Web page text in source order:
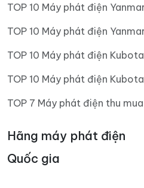
TOP 10 Máy phát điện
TOP 10 Máy phát điện
TOP 10 Máy phát điện
TOP 10 Máy phát điện
TOP 7 Máy phát điện thu
Hãng máy phát điện
Quốc gia